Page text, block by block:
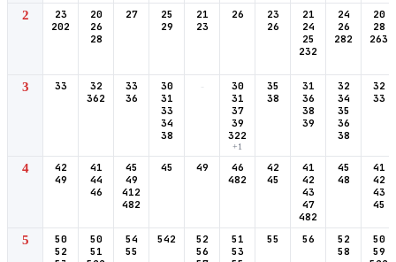
2
23
202
20
26
28
27
25
29
21
23
26
23
26
21
24
25
232
24
26
282
20
28
263
3 33
32
362
33
36
30
31
33
34
38
-
30
31
37
39
322
+1
35
38
31
36
38
39
32
34
35
36
38
32
33
4
42
49
41
44
46
45
49
412
482
45 49
46
482
42
45
41
42
43
47
482
45
48
41
42
43
45
5
50
52
50
51
54
55
542
52
56
51
53
55 56
52
58
50
59